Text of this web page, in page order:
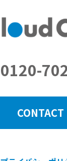
0120-
CONTACT